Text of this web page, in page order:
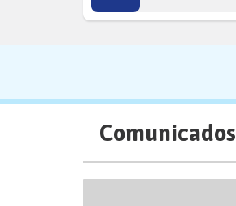
Comunicados